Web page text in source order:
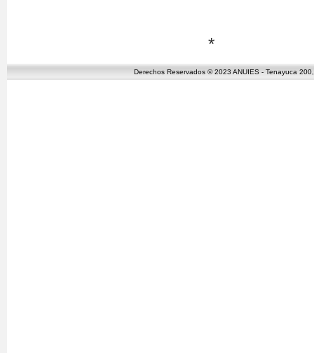
*
Derechos Reservados © 2023 ANUIES - Tenayuca